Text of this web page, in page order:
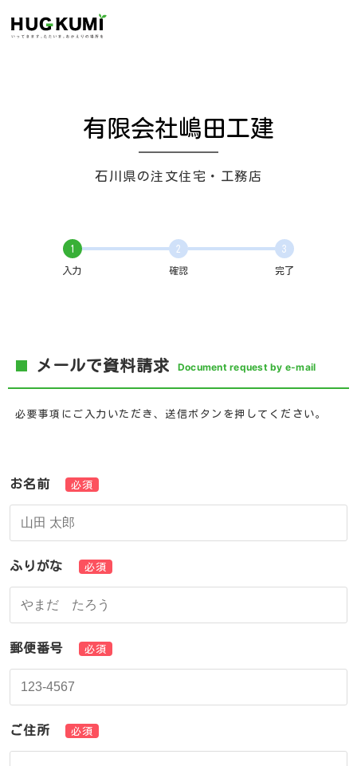
有限会社嶋田工建
石川県の注文住宅・工務店
1
入力
2
確認
3
完了
メールで資料請求 Document request by e-mail
必要事項にご入力いただき、送信ボタンを押してください。
お名前 必須
ふりがな 必須
郵便番号 必須
ご住所 必須